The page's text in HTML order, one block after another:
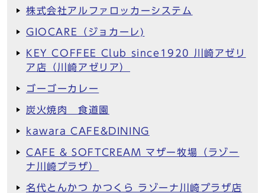
株式会社アルファロッカーシステム
GIOCARE（ジョカーレ)
KEY COFFEE Club since1920 川崎アゼリ
ア店（川崎アゼリア）
ゴーゴーカレー
炭火焼肉 食道園
kawara CAFE&DINING
CAFE & SOFTCREAM マザー牧場（ラゾー
ナ川崎プラザ）
名代とんかつ かつくら ラゾーナ川崎プラザ店